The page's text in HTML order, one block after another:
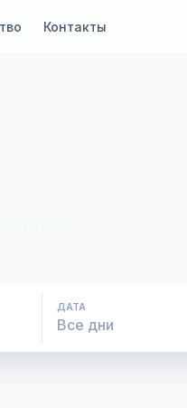
Контакты
ДАТА